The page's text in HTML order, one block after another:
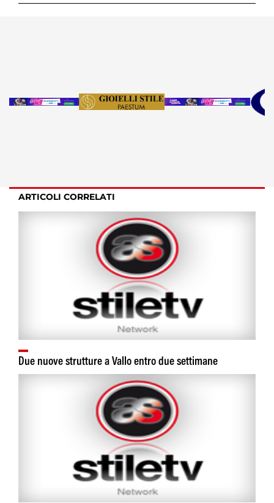
ARTICOLI CORRELATI
Due nuove strutture a Vallo entro due settimane